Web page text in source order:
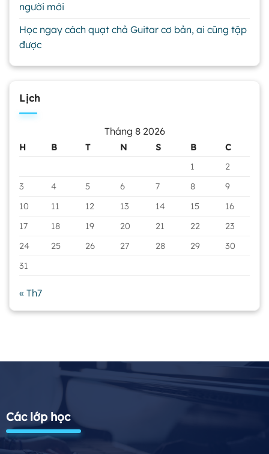
người mới
Học ngay cách quạt chả Guitar cơ bản, ai cũng tập
được
Lịch
Tháng 8 2026
H B T N S B
C
1
2
3
4 5 6 7 8
9
10
11 12 13 14 15
16
17
18 19 20 21 22
23
24
25 26 27 28 29
30
31
« Th7
Các lớp học